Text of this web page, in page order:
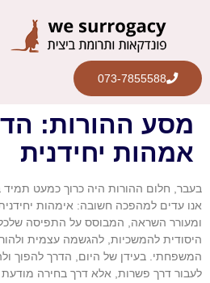
073-7855588
מסע ההורות:
אמהות יחידנית
בעבר, חלום ההורות היה כרוך כמעט תמיד
אנו עדים למהפכה חשובה: אימהות
ומעורר השראה, המבוסס על התפיסה
היסודית להמשכיות, להגשמה עצמית
המשפחתי. בעידן של היום, הדרך להפוך
לעבור דרך פשרות, אלא דרך בחירה